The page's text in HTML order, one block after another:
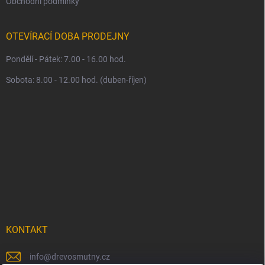
OTEVÍRACÍ DOBA PRODEJNY
Pondělí - Pátek: 7.00 - 16.00 hod.
Sobota: 8.00 - 12.00 hod. (duben-říjen)
KONTAKT
info@drevosmutny.cz